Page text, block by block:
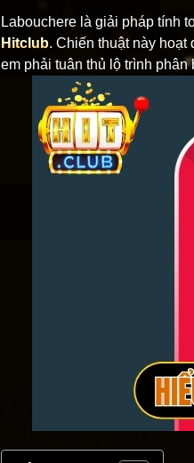
Labouchere là giải pháp tính
Hitclub. Chiến thuật này hoạt
em phải tuân thủ lộ trình